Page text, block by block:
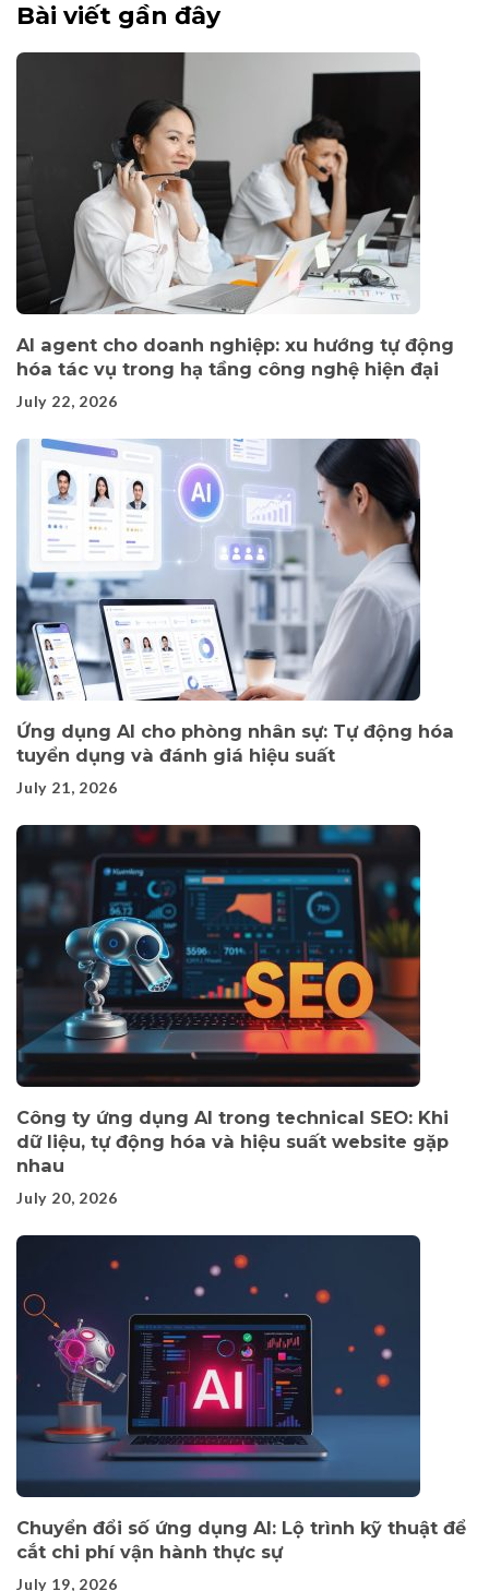
Bài viết gần đây
AI agent cho doanh nghiệp: xu hướng tự động
hóa tác vụ trong hạ tầng công nghệ hiện đại
July 22, 2026
Ứng dụng AI cho phòng nhân sự: Tự động hóa
tuyển dụng và đánh giá hiệu suất
July 21, 2026
Công ty ứng dụng AI trong technical SEO: Khi
dữ liệu, tự động hóa và hiệu suất website gặp
nhau
July 20, 2026
Chuyển đổi số ứng dụng AI: Lộ trình kỹ thuật để
cắt chi phí vận hành thực sự
July 19, 2026